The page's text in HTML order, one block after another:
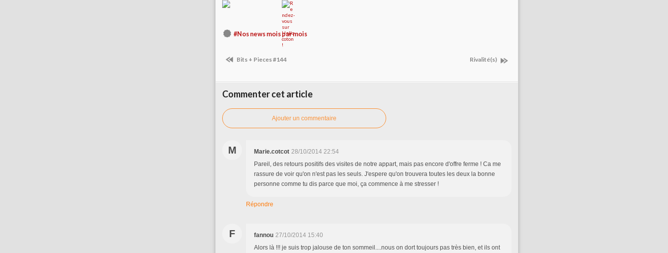
#Nos news mois par mois
Bits + Pieces #144 Rivalité(s)
Commenter cet article
Ajouter un commentaire
M Marie.cotcot 28/10/2014 22:54
Pareil, des retours positifs des visites de notre appart, mais pas encore d'offre ferme ! Ca me
rassure de voir qu'on n'est pas les seuls. J'espere qu'on trouvera toutes les deux la bonne
personne comme tu dis parce que moi, ça commence à me stresser !
Répondre
F fannou 27/10/2014 15:40
Alors là !!! je suis trop jalouse de ton sommeil....nous on dort toujours pas très bien, et ils ont